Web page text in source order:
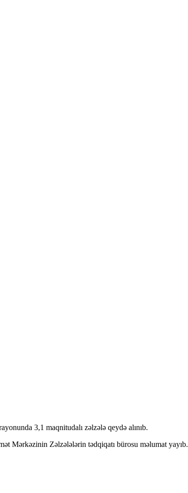
3,1 maqnitudalı zəlzələ qeydə alınıb.
Mərkəzinin Zəlzələlərin tədqiqatı bürosu məlumat yayıb.